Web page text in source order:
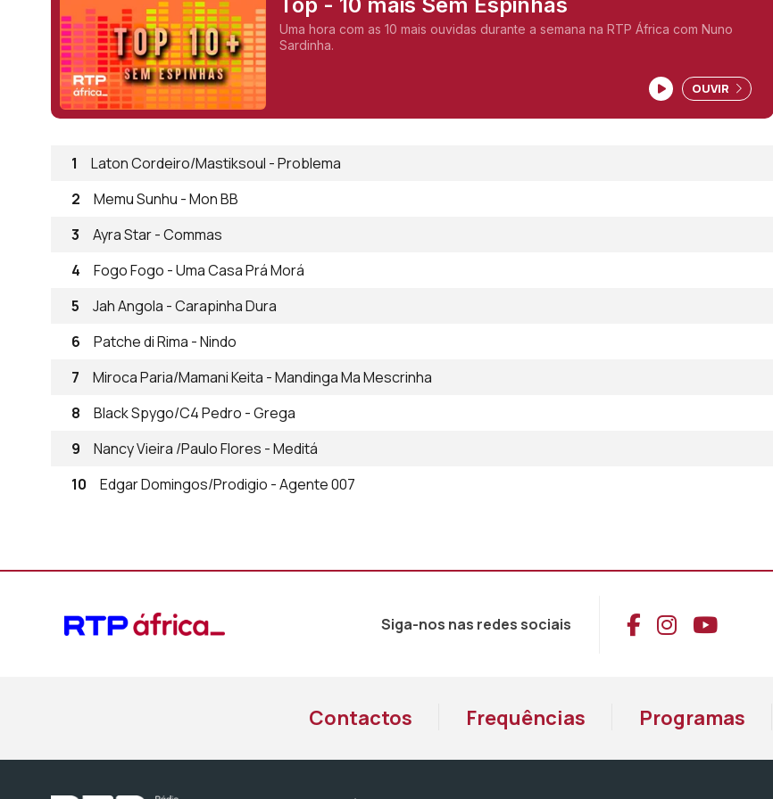
Uma hora com as 10 mais ouvidas durante a semana na RTP África com Nuno
Sardinha.
OUVIR
1
Laton Cordeiro/Mastiksoul - Problema
2
Memu Sunhu - Mon BB
3
Ayra Star - Commas
4
Fogo Fogo - Uma Casa Prá Morá
5
Jah Angola - Carapinha Dura
6
Patche di Rima - Nindo
7
Miroca Paria/Mamani Keita - Mandinga Ma Mescrinha
8
Black Spygo/C4 Pedro - Grega
9
Nancy Vieira /Paulo Flores - Meditá
10
Edgar Domingos/Prodigio - Agente 007
Siga-nos nas redes sociais Aceder ao
Aceder
Contactos Frequências Programas